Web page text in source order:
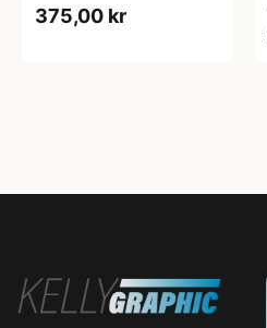
XXL
375,00 kr